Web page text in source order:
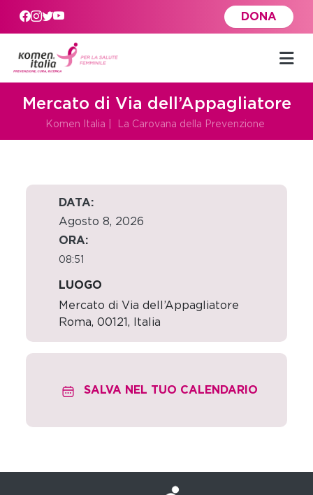
Skip to main content
DONA
Mercato di Via dell’Appagliatore
Komen Italia La Carovana della Prevenzione
DATA:
Agosto 8, 2026
ORA:
08:51
LUOGO
Mercato di Via dell’Appagliatore
Roma, 00121, Italia
SALVA NEL TUO CALENDARIO